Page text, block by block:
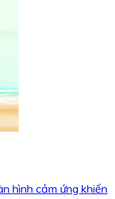
hình cảm ứng khiến